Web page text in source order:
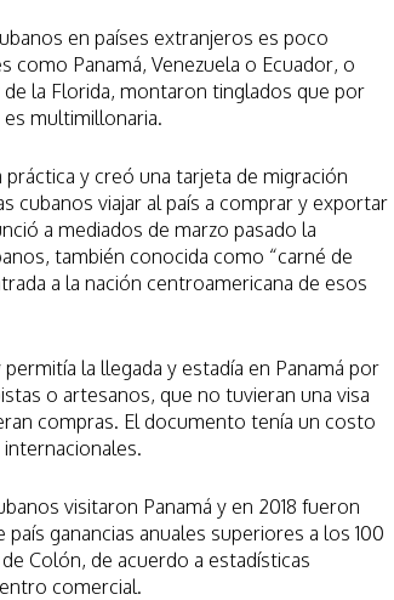
en países extranjeros es poco
como Panamá, Venezuela o Ecuador, o
la Florida, montaron tinglados que por
multimillonaria.
y creó una tarjeta de migración
cubanos viajar al país a comprar y exportar
a mediados de marzo pasado la
también conocida como “carné de
a la nación centroamericana de esos
la llegada y estadía en Panamá por
o artesanos, que no tuvieran una visa
compras. El documento tenía un costo
visitaron Panamá y en 2018 fueron
ganancias anuales superiores a los 100
Colón, de acuerdo a estadísticas
comercial.